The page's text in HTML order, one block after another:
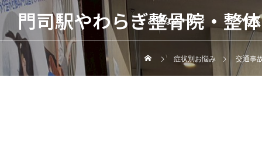
門司駅やわらぎ整骨院・整
お得なクーポン アクセス
症状別お悩み 交通事